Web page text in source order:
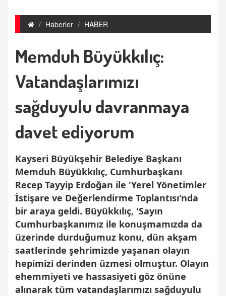
Haberler HABER
Memduh Büyükkılıç:
Vatandaşlarımızı
sağduyulu davranmaya
davet ediyorum
Kayseri Büyükşehir Belediye Başkanı
Memduh Büyükkılıç, Cumhurbaşkanı
Recep Tayyip Erdoğan ile 'Yerel Yönetimler
İstişare ve Değerlendirme Toplantısı'nda
bir araya geldi. Büyükkılıç, 'Sayın
Cumhurbaşkanımız ile konuşmamızda da
üzerinde durduğumuz konu, dün akşam
saatlerinde şehrimizde yaşanan olayın
hepimizi derinden üzmesi olmuştur. Olayın
ehemmiyeti ve hassasiyeti göz önüne
alınarak tüm vatandaşlarımızı sağduyulu